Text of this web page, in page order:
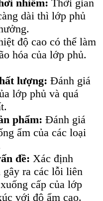
nhiễm: Thời gian
dài thì lớp phủ
độ cao có thể làm
hóa của lớp phủ.
lượng: Đánh giá
lớp phủ và quá
phẩm: Đánh giá
ẩm của các loại
đề: Xác định
gây ra các lỗi liên
cấp của lớp
với độ ẩm cao.